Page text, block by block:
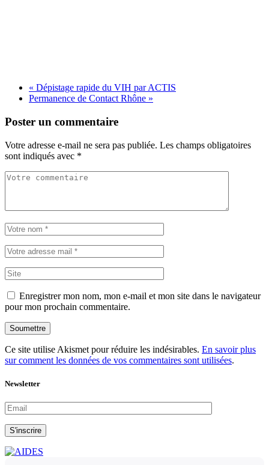
« Dépistage rapide du VIH par ACTIS
Permanence de Contact Rhône »
Poster un commentaire
Votre adresse e-mail ne sera pas publiée. Les champs obligatoires
sont indiqués avec *
Enregistrer mon nom, mon e-mail et mon site dans le navigateur
pour mon prochain commentaire.
Soumettre
Ce site utilise Akismet pour réduire les indésirables. En savoir plus
sur comment les données de vos commentaires sont utilisées.
Newsletter
S'inscrire